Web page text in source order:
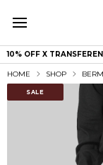
10% OFF X
HOME SHOP
SALE